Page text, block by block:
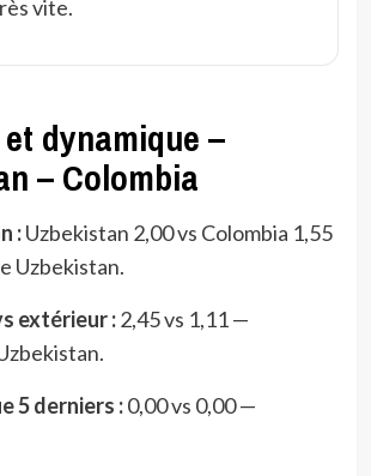
vite.
dynamique –
– Colombia
:Uzbekistan 2,00 vs Colombia 1,55
Uzbekistan.
extérieur :2,45 vs 1,11 —
5 derniers :0,00 vs 0,00 —